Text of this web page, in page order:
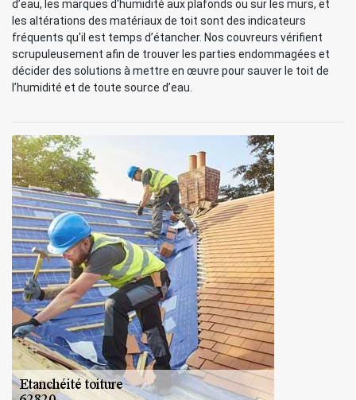
d’eau, les marques d'humidité aux plafonds ou sur les murs, et
les altérations des matériaux de toit sont des indicateurs
fréquents qu'il est temps d’étancher. Nos couvreurs vérifient
scrupuleusement afin de trouver les parties endommagées et
décider des solutions à mettre en œuvre pour sauver le toit de
l’humidité et de toute source d’eau.